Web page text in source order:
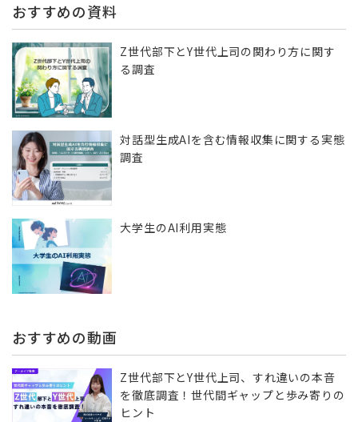
おすすめの資料
Z世代部下とY世代上司の関わり方に関す
る調査
対話型生成AIを含む情報収集に​関する実態
調査
大学生のAI利用実態
おすすめの動画
Z世代部下とY世代上司、すれ違いの本音
を徹底調査！世代間ギャップと歩み寄りの
ヒント